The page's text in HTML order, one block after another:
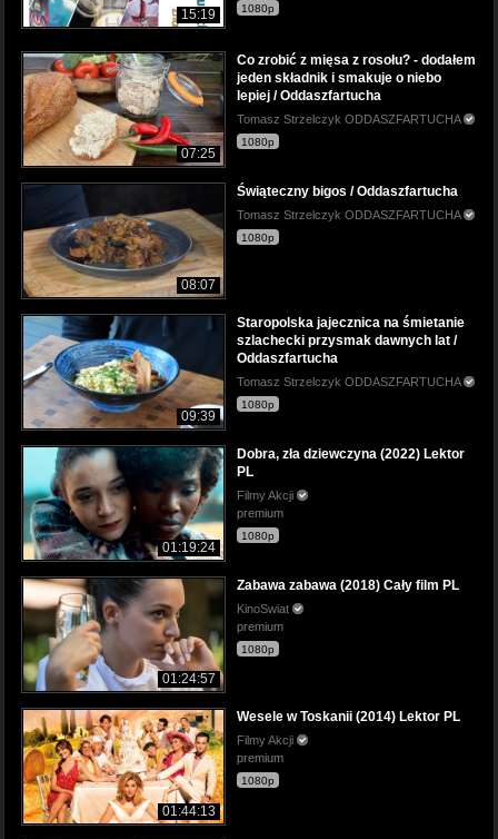
15:19 1080p
07:25
Co zrobić z mięsa z rosołu? - dodałem
jeden składnik i smakuje o niebo
lepiej / Oddaszfartucha
Tomasz Strzelczyk ODDASZFARTUCHA
1080p
08:07
Świąteczny bigos / Oddaszfartucha
Tomasz Strzelczyk ODDASZFARTUCHA
1080p
09:39
Staropolska jajecznica na śmietanie
szlachecki przysmak dawnych lat /
Oddaszfartucha
Tomasz Strzelczyk ODDASZFARTUCHA
1080p
01:19:24
Dobra, zła dziewczyna (2022) Lektor
PL
Filmy Akcji
premium
1080p
01:24:57
Zabawa zabawa (2018) Cały film PL
KinoSwiat
premium
1080p
01:44:13
Wesele w Toskanii (2014) Lektor PL
Filmy Akcji
premium
1080p